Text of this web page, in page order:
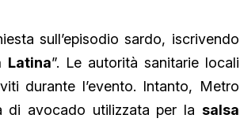
sull’episodio sardo, iscrivendo
Latina”. Le autorità sanitarie locali
durante l’evento. Intanto, Metro
di avocado utilizzata per la salsa